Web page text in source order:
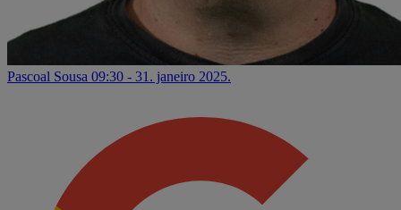
Pascoal Sousa 09:30 - 31. janeiro 2025.